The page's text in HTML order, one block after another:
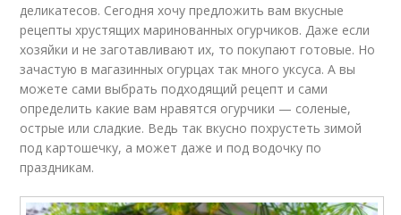
деликатесов. Сегодня хочу предложить вам вкусные
рецепты хрустящих маринованных огурчиков. Даже если
хозяйки и не заготавливают их, то покупают готовые. Но
зачастую в магазинных огурцах так много уксуса. А вы
можете сами выбрать подходящий рецепт и сами
определить какие вам нравятся огурчики — соленые,
острые или сладкие. Ведь так вкусно похрустеть зимой
под картошечку, а может даже и под водочку по
праздникам.